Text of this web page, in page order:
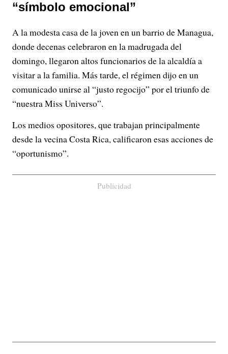
“símbolo emocional”
A la modesta casa de la joven en un barrio de Managua,
donde decenas celebraron en la madrugada del
domingo, llegaron altos funcionarios de la alcaldía a
visitar a la familia. Más tarde, el régimen dijo en un
comunicado unirse al “justo regocijo” por el triunfo de
“nuestra Miss Universo”.
Los medios opositores, que trabajan principalmente
desde la vecina Costa Rica, calificaron esas acciones de
“oportunismo”.
Publicidad